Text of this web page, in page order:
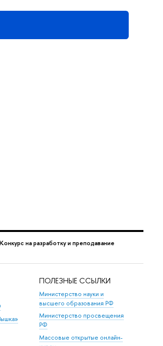
Конкурс на разработку и преподавание
ПОЛЕЗНЫЕ ССЫЛКИ
Министерство науки и
высшего образования РФ
Министерство просвещения
РФ
Массовые открытые онлайн-